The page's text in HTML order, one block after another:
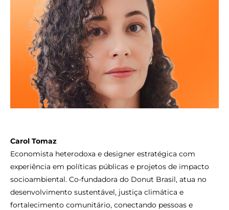
Carol Tomaz
Economista heterodoxa e designer estratégica com
experiência em políticas públicas e projetos de impacto
socioambiental. Co-fundadora do Donut Brasil, atua no
desenvolvimento sustentável, justiça climática e
fortalecimento comunitário, conectando pessoas e